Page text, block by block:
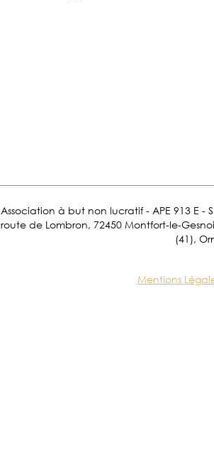
Association à but non lucratif - APE 913 E -
route de Lombron, 72450 Montfort-le-
(41),
Mentions